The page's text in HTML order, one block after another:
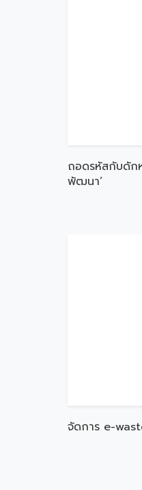
ถอดรหัสกับดัก
พัฒนา’
จัดการ e-